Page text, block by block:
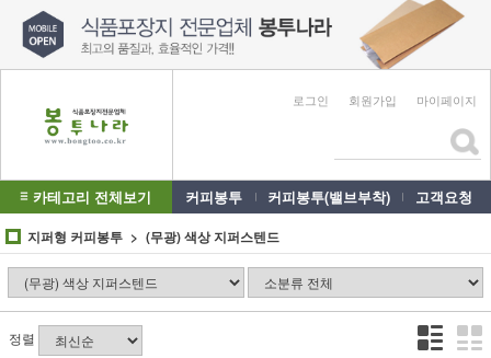
로그인 회원가입 마이페이지
카테고리 전체보기 커피봉투 커피봉투(밸브부착) 고객요청
지퍼형 커피봉투 (무광) 색상 지퍼스텐드
정렬